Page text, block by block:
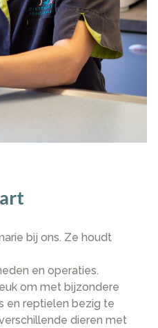
bij ons. Ze houdt
en operaties.
om met bijzondere
en reptielen bezig te
dieren met